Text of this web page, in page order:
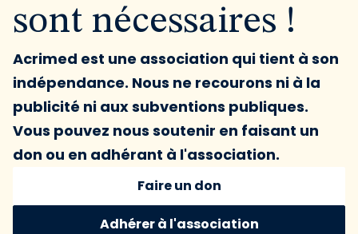
sont nécessaires !
Acrimed est une association qui tient à son
indépendance. Nous ne recourons ni à la
publicité ni aux subventions publiques.
Vous pouvez nous soutenir en faisant un
don ou en adhérant à l'association.
Faire un don
Adhérer à l'association